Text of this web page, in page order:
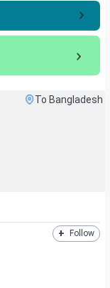
To Bangladesh
+ Follow